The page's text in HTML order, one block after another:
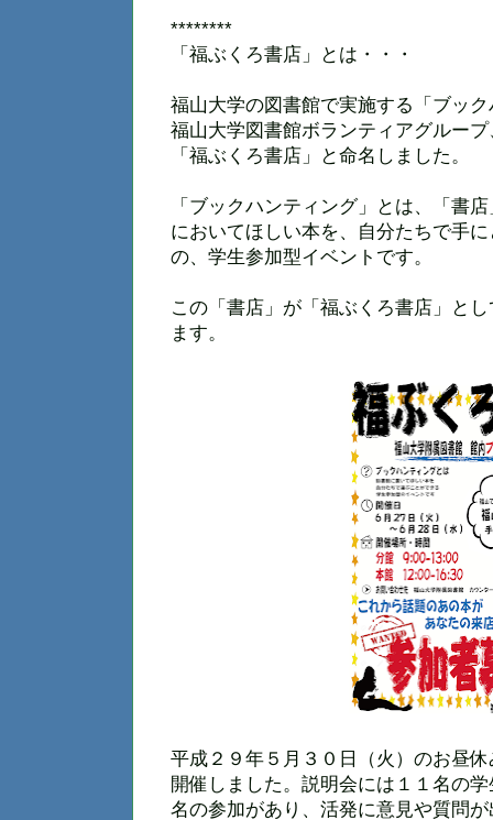
********
「福ぶくろ書店」とは・・・
福山大学の図書館で実施する「ブッ
福山大学図書館ボランティアグルー
「福ぶくろ書店」と命名しました。
「ブックハンティング」とは、「書
においてほしい本を、自分たちで手
の、学生参加型イベントです。
この「書店」が「福ぶくろ書店」と
ます。
平成２９年５月３０日（火）のお昼
開催しました。説明会には１１名の
名の参加があり、活発に意見や質問